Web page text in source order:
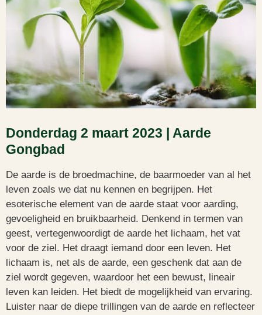
Donderdag 2 maart 2023 | Aarde
Gongbad
De aarde is de broedmachine, de baarmoeder van al het
leven zoals we dat nu kennen en begrijpen. Het
esoterische element van de aarde staat voor aarding,
gevoeligheid en bruikbaarheid. Denkend in termen van
geest, vertegenwoordigt de aarde het lichaam, het vat
voor de ziel. Het draagt ​​iemand door een leven. Het
lichaam is, net als de aarde, een geschenk dat aan de
ziel wordt gegeven, waardoor het een bewust, lineair
leven kan leiden. Het biedt de mogelijkheid van ervaring.
Luister naar de diepe trillingen van de aarde en reflecteer